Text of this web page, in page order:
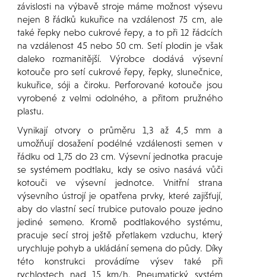
závislosti na výbavě stroje máme možnost výsevu
nejen 8 řádků kukuřice na vzdálenost 75 cm, ale
také řepky nebo cukrové řepy, a to při 12 řádcích
na vzdálenost 45 nebo 50 cm. Setí plodin je však
daleko rozmanitější. Výrobce dodává výsevní
kotouče pro setí cukrové řepy, řepky, slunečnice,
kukuřice, sóji a čiroku. Perforované kotouče jsou
vyrobené z velmi odolného, a přitom pružného
plastu.
Vynikají otvory o průměru 1,3 až 4,5 mm a
umožňují dosažení podélné vzdálenosti semen v
řádku od 1,75 do 23 cm. Výsevní jednotka pracuje
se systémem podtlaku, kdy se osivo nasává vůči
kotouči ve výsevní jednotce. Vnitřní strana
výsevního ústrojí je opatřena prvky, které zajišťují,
aby do vlastní secí trubice putovalo pouze jedno
jediné semeno. Kromě podtlakového systému,
pracuje secí stroj ještě přetlakem vzduchu, který
urychluje pohyb a ukládání semena do půdy. Díky
této konstrukci provádíme výsev také při
rychlostech nad 15 km/h. Pneumatický systém